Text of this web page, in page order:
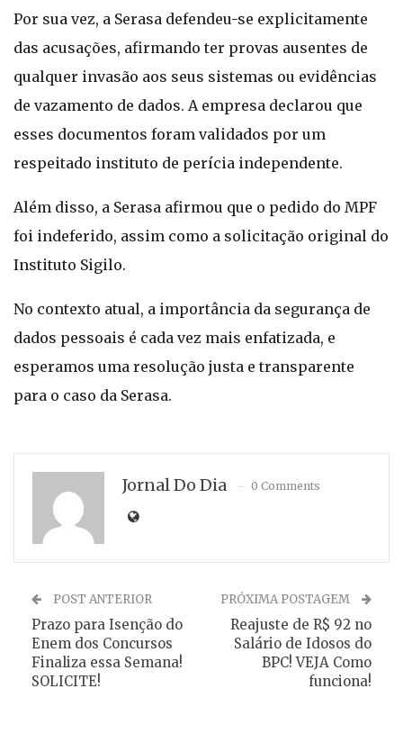
Por sua vez, a Serasa defendeu-se explicitamente
das acusações, afirmando ter provas ausentes de
qualquer invasão aos seus sistemas ou evidências
de vazamento de dados. A empresa declarou que
esses documentos foram validados por um
respeitado instituto de perícia independente.
Além disso, a Serasa afirmou que o pedido do MPF
foi indeferido, assim como a solicitação original do
Instituto Sigilo.
No contexto atual, a importância da segurança de
dados pessoais é cada vez mais enfatizada, e
esperamos uma resolução justa e transparente
para o caso da Serasa.
Jornal Do Dia 0 Comments
POST ANTERIOR
Prazo para Isenção do
Enem dos Concursos
Finaliza essa Semana!
SOLICITE!
PRÓXIMA POSTAGEM
Reajuste de R$ 92 no
Salário de Idosos do
BPC! VEJA Como
funciona!